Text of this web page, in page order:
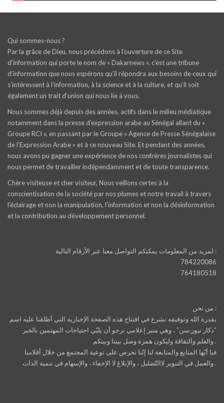
Qui sommes-nous ?
Par la grâce de Dieu, nous précédons à l’ouverture de ce Site
d’information qui porte le nom de « Dakarnews », c’est une tribune
d’information que nous espérons qu’il répondra aux besoins de ceux qui
s’intéressent à l’information, à la science et à la culture, et qu’il soit
également un trait d‘union qui nous lie à vous.
Nous sommes déjà depuis des années, actifs dans le milieu médiatique
notamment dans la presse d’expression arabe au Sénégal allant du «
Groupe RCI », en passant par le Groupe « Agence de Presse Sénégalaise
de l’Expression Arabe » et à ce nouveau Site. Et pendant des années,
nous avons pu gagner une expérience de nos confrères journalistes qui
nous permet de travailler indépendamment et de toute transparence.
Chère visiteuse et cher visiteur, Nous veillons certes à la
conscientisation de la société par nos plumes et notre travail à travers
l’éclairage et non la manipulation, l’information et non la désinformation
et la contribution au développement personnel.
لمزيد من المعلومات يمكنكم التواصل معنا عبر الأرقام التالية :
784220086
764180518
من نحن :
بقدرة الله وتوفيقه نشرع في افتتاح هذه الصفحة الإخبارية التي أطلقنا عليه اسم
“دكار نيوز.سن” ، وهي منبر إعلامي نرجو أن يلبّي احتياجات المهتمين بالخبر
والعلم والثقافة وليكون همزة وصل بيننا وبينكم .
فيا أيّها المتابع والمتابعة لنا إنّنا نحرص على توعية المجتمع من خلال أقلامنا
والعمل في التنوير لاالتّضليل ، والإبلاغ لا الإخفاء ، والإسهام في تنمية الذات .